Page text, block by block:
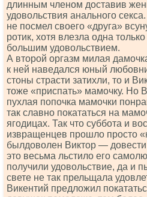
длинным членом доставив
удовольствия анального
не посмел своего «друга»
ротик, хотя влезла одна
большим удовольствием.
А второй оргазм милая
к ней наведался юный
стоны страсти затихли, то и
тоже «приспать» мамочку. Но
пухлая попочка мамочки
так славно покататься на
ягодицах. Так что суббота и
извращенцев прошло просто
былдоволен Виктор —
это весьма льстило его
получили удовольствие, да и
свете не так прельщала
Викентий предложил